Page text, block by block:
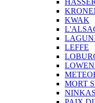
KWAK
LEFFE
MORT